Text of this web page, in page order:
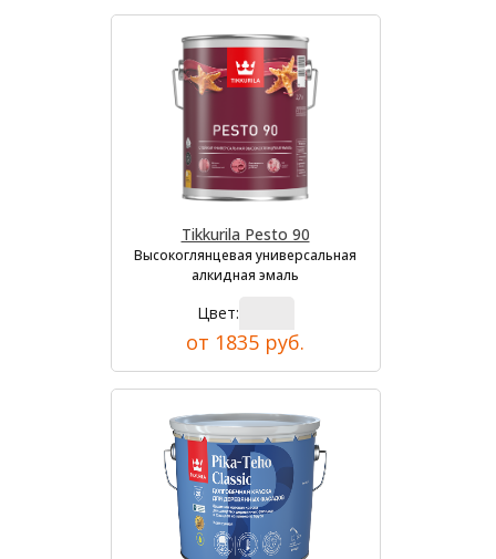
Tikkurila Pesto 90
Высокоглянцевая универсальная
алкидная эмаль
Цвет:
от 1835 руб.